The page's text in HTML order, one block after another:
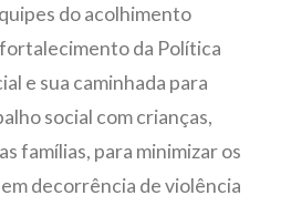
do acolhimento
da Política
e sua caminhada para
social com crianças,
famílias, para minimizar os
decorrência de violência